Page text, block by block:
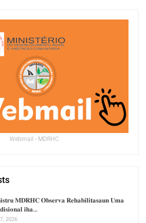
Webmail - MDRHC
𝐌𝐃𝐑𝐇𝐂 𝐎𝐛𝐬𝐞𝐫𝐯𝐚 𝐑𝐞𝐡𝐚𝐛𝐢𝐥𝐢𝐭𝐚𝐬𝐚𝐮𝐧 𝐔𝐦𝐚
𝐢𝐡𝐚…
2026